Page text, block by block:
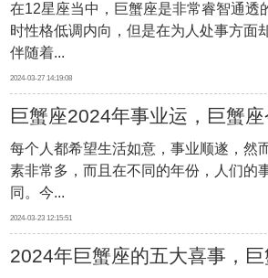
运势发展如何
在12星座当中，巨蟹座是非常睿智通透
时性格低调内向，但是在为人处事方面
伴随着...
2024-03-27 14:19:08
巨蟹座2024年事业运，巨蟹
展如何
每个人都希望生活如意，事业顺遂，然
素非常多，而且在不同的年份，人们的
同。今...
2024-03-23 12:15:51
2024年巨蟹座的五大喜事，